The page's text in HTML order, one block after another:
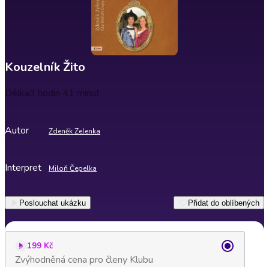
Kouzelník Žito
Délka3 hodin 41 minut
Autor Zdeněk Zelenka
Interpret Miloň Čepelka
Poslouchat ukázku Přidat do oblíbených
199 Kč
Zvýhodněná cena pro členy Klubu